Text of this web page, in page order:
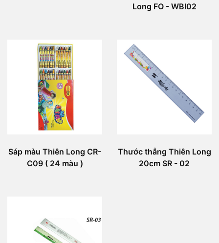
Long FO - WBI02
Sáp màu Thiên Long CR-
C09 ( 24 màu )
Thước thẳng Thiên Long
20cm SR - 02